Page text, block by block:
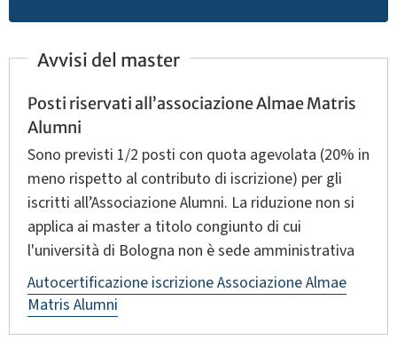
Avvisi del master
Posti riservati all’associazione Almae Matris
Alumni
Sono previsti 1/2 posti con quota agevolata (20% in
meno rispetto al contributo di iscrizione) per gli
iscritti all’Associazione Alumni. La riduzione non si
applica ai master a titolo congiunto di cui
l'università di Bologna non è sede amministrativa
Autocertificazione iscrizione Associazione Almae
Matris Alumni